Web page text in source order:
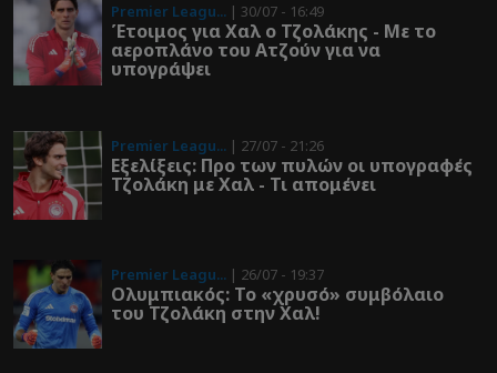
Premier Leagu... | 30/07 - 16:49
Έτοιμος για Χαλ ο Τζολάκης - Με το
αεροπλάνο του Ατζούν για να
υπογράψει
Premier Leagu... | 27/07 - 21:26
Εξελίξεις: Προ των πυλών οι υπογραφές
Τζολάκη με Χαλ - Τι απομένει
Premier Leagu... | 26/07 - 19:37
Ολυμπιακός: To «χρυσό» συμβόλαιο
του Τζολάκη στην Χαλ!